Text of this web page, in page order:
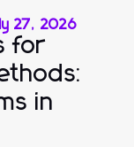
27, 2026
for
in